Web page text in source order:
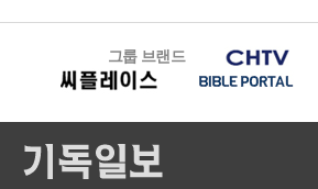
그룹 브랜드